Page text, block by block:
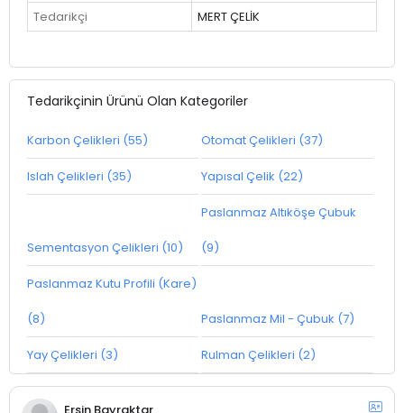
Tedarikçi
MERT ÇELİK
Tedarikçinin Ürünü Olan Kategoriler
Karbon Çelikleri (55) Otomat Çelikleri (37)
Islah Çelikleri (35) Yapısal Çelik (22)
Sementasyon Çelikleri (10)
Paslanmaz Altıköşe Çubuk
(9)
Paslanmaz Kutu Profili (Kare)
(8) Paslanmaz Mil - Çubuk (7)
Yay Çelikleri (3) Rulman Çelikleri (2)